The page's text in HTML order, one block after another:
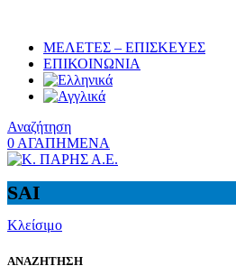
ΜΕΛΕΤΕΣ – ΕΠΙΣΚΕΥΕΣ
ΕΠΙΚΟΙΝΩΝΙΑ
Αναζήτηση
0 ΑΓΑΠΗΜΕΝΑ
SAI
Κλείσιμο
ΑΝΑΖΗΤΗΣΗ